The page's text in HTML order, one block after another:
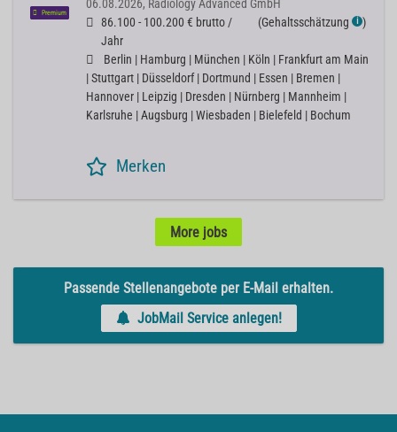
Premium
06.08.2026, Radiology Advanced GmbH
86.100 - 100.200 € brutto /
Jahr
(Gehaltsschätzung ℹ )
Berlin | Hamburg | München | Köln | Frankfurt am Main
| Stuttgart | Düsseldorf | Dortmund | Essen | Bremen |
Hannover | Leipzig | Dresden | Nürnberg | Mannheim |
Karlsruhe | Augsburg | Wiesbaden | Bielefeld | Bochum
Merken
More jobs
Passende Stellenangebote per E-Mail erhalten.
JobMail Service anlegen!